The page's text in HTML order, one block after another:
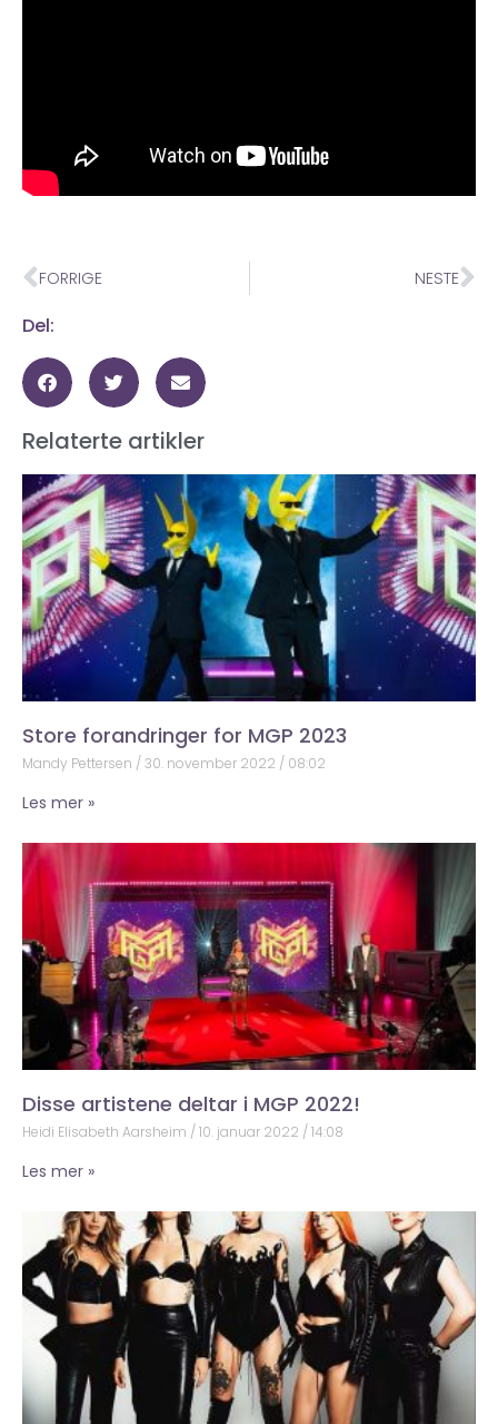
FORRIGE NESTE
Del:
Relaterte artikler
Store forandringer for MGP 2023
Mandy Pettersen 30. november 2022 08:02
Les mer »
Disse artistene deltar i MGP 2022!
Heidi Elisabeth Aarsheim 10. januar 2022 14:08
Les mer »